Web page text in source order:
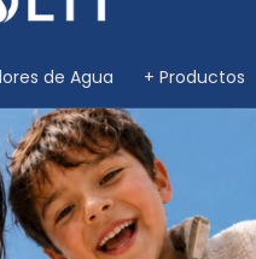
de Agua + Productos